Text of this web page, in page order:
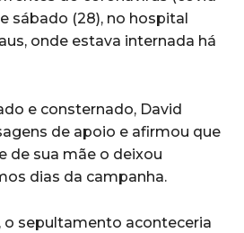
sábado (28), no hospital
onde estava internada há
e consternado, David
de apoio e afirmou que
de sua mãe o deixou
dias da campanha.
o sepultamento aconteceria